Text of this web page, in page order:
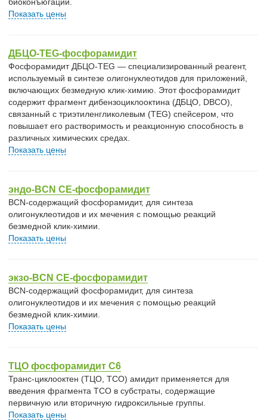
Показать цены
ДБЦО-TEG-фосфорамидит
Фосфорамидит ДБЦО-TEG — специализированный реагент,
используемый в синтезе олигонуклеотидов для приложений,
включающих безмедную клик-химию. Этот фосфорамидит
содержит фрагмент дибензоциклооктина (ДБЦО, DBCO),
связанный с триэтиленгликолевым (TEG) спейсером, что
повышает его растворимость и реакционную способность в
различных химических средах.
Показать цены
эндо-BCN CE-фосфорамидит
BCN-содержащий фосфорамидит, для синтеза
олигонуклеотидов и их мечения с помощью реакций
безмедной клик-химии.
Показать цены
экзо-BCN CE-фосфорамидит
BCN-содержащий фосфорамидит, для синтеза
олигонуклеотидов и их мечения с помощью реакций
безмедной клик-химии.
Показать цены
ТЦО фосфорамидит C6
Транс-циклооктен (ТЦО, TCO) амидит применяется для
введения фрагмента ТСО в субстраты, содержащие
первичную или вторичную гидроксильные группы.
Показать цены